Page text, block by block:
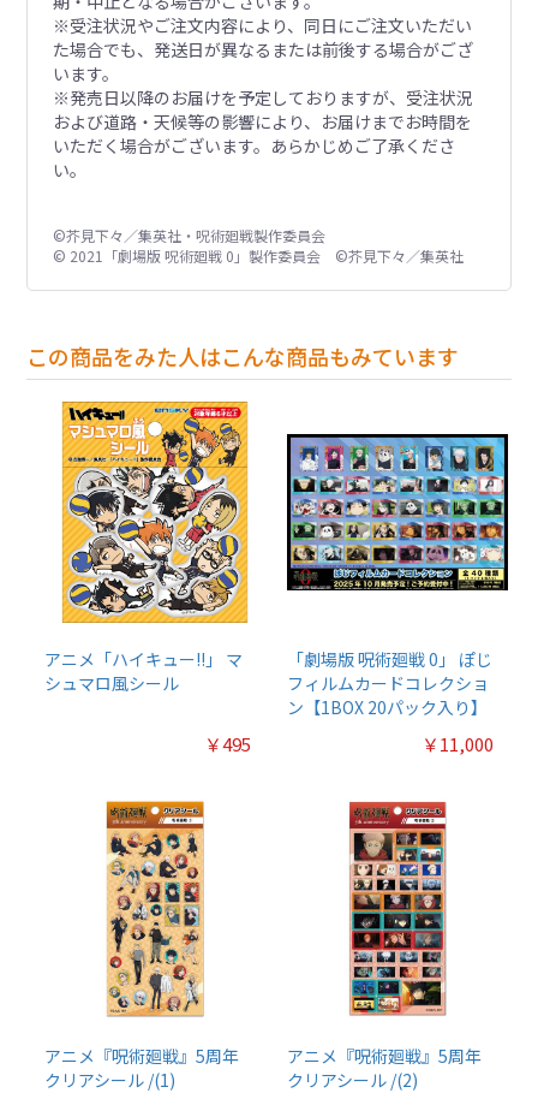
※受注状況やご注文内容により、同日にご注文いただい
た場合でも、発送日が異なるまたは前後する場合がござ
います。
※発売日以降のお届けを予定しておりますが、受注状況
および道路・天候等の影響により、お届けまでお時間を
いただく場合がございます。あらかじめご了承くださ
い。
©芥見下々／集英社・呪術廻戦製作委員会
© 2021「劇場版 呪術廻戦 0」製作委員会 ©芥見下々／集英社
この商品をみた人はこんな商品もみています
アニメ「ハイキュー!!」 マ
シュマロ風シール
￥495
「劇場版 呪術廻戦 0」 ぽじ
フィルムカードコレクショ
ン【1BOX 20パック入り】
￥11,000
アニメ『呪術廻戦』5周年
クリアシール /(1)
アニメ『呪術廻戦』5周年
クリアシール /(2)